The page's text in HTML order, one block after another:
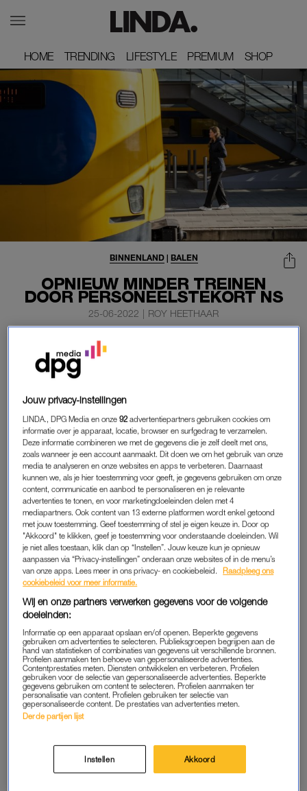
HOME
HOME TRENDING
TRENDING LIFESTYLE
LIFESTYLE PREMIUM
PREMIUM SHOP
SHOP
OPNIEUW MINDER TREINEN
DOOR PERSONEELSTEKORT NS
BINNENLAND| BALEN
25-06-2022 | ROY HEETHAAR
Net als zaterdag, rijden ook zondag op een aantal
trajecten minder treinen, meldt de NS. Zo rijden er
minder intercity’s tussen Amsterdam Centraal en
Rotterdam Centraal, Den Haag Centraal en Utrecht
Ook tussen Eindhoven Centraal en Utrecht Centraal en tussen
Rotterdam Centraal en Lelystad Centraal rijden zondag
minder intercity’s.
MINDER TREINEN
De NS waarschuwt treinreizigers ook rekening te houden met
werkzaamheden dit weekend. “Plan je reis in de reisplanner.”
Zaterdag rijden er door een tekort aan beschikbaar personeel
ook al minder treinen op veel trajecten. En
gebeurde dit eveneens al verschillende keren. Het
vervoersbedrijf heeft veel vacatures uitstaan en is op zoek naar
onder meer conducteurs en machinisten.
Slechts op enkele trajecten
Jouw privacy-instellingen
LINDA., DPG Media en onze92 advertentiepartners gebruiken cookies om
informatie over je apparaat, locatie, browser en surfgedrag te verzamelen.
Deze informatie combineren we met de gegevens die je zelf deelt met ons,
zoals wanneer je een account aanmaakt. Dit doen we om het gebruik van onze
media te analyseren en onze websites en apps te verbeteren. Daarnaast
kunnen we, als je hier toestemming voor geeft, je gegevens gebruiken om onze
content, communicatie en aanbod te personaliseren en je relevante
advertenties te tonen, en voor marketingdoeleinden delen met 4
mediapartners. Ook content van 13 externe platformen wordt enkel getoond
met jouw toestemming. Geef toestemming of stel je eigen keuze in. Door op
"Akkoord" te klikken, geef je toestemming voor onderstaande doeleinden. Wil
je niet alles toestaan, klik dan op “Instellen”. Jouw keuze kun je opnieuw
aanpassen via “Privacy-instellingen” onderaan onze websites of in de menu’s
van onze apps. Lees meer in ons privacy- en cookiebeleid.
Raadpleeg ons
cookiebeleid voor meer informatie.
Wij en onze partners verwerken gegevens voor de volgende
doeleinden:
Informatie op een apparaat opslaan en/of openen. Beperkte gegevens
gebruiken om advertenties te selecteren. Publieksgroepen begrijpen aan de
hand van statistieken of combinaties van gegevens uit verschillende bronnen.
Profielen aanmaken ten behoeve van gepersonaliseerde advertenties.
Contentprestaties meten. Diensten ontwikkelen en verbeteren. Profielen
gebruiken voor de selectie van gepersonaliseerde advertenties. Beperkte
gegevens gebruiken om content te selecteren. Profielen aanmaken ter
personalisatie van content. Profielen gebruiken ter selectie van
gepersonaliseerde content. De prestaties van advertenties meten.
Derde partijen lijst
Instellen Akkoord